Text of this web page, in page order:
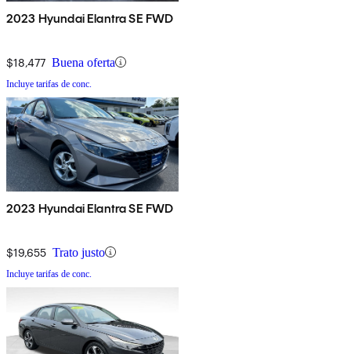
2023 Hyundai Elantra SE FWD
$18,477 Buena oferta
Incluye tarifas de conc.
2023 Hyundai Elantra SE FWD
$19,655 Trato justo
Incluye tarifas de conc.